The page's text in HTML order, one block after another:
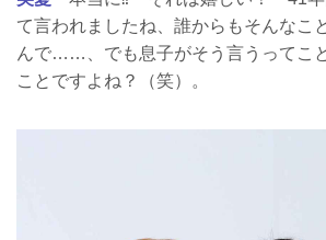
て言われましたね、誰からもそんなこ
んで……、でも息子がそう言うってこ
ことですよね？（笑）。